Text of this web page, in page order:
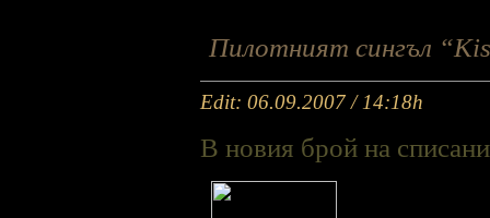
Пилотният сингъл
Edit: 06.09.2007 / 14:18h
В новия брой на